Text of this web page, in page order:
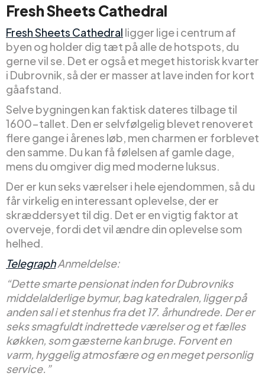
Fresh Sheets Cathedral
Fresh Sheets Cathedral ligger lige i centrum af
byen og holder dig tæt på alle de hotspots, du
gerne vil se. Det er også et meget historisk kvarter
i Dubrovnik, så der er masser at lave inden for kort
gåafstand.
Selve bygningen kan faktisk dateres tilbage til
1600-tallet. Den er selvfølgelig blevet renoveret
flere gange i årenes løb, men charmen er forblevet
den samme. Du kan få følelsen af gamle dage,
mens du omgiver dig med moderne luksus.
Der er kun seks værelser i hele ejendommen, så du
får virkelig en interessant oplevelse, der er
skræddersyet til dig. Det er en vigtig faktor at
overveje, fordi det vil ændre din oplevelse som
helhed.
TelegraphAnmeldelse:
“Dette smarte pensionat inden for Dubrovniks
middelalderlige bymur, bag katedralen, ligger på
anden sal i et stenhus fra det 17. århundrede. Der er
seks smagfuldt indrettede værelser og et fælles
køkken, som gæsterne kan bruge. Forvent en
varm, hyggelig atmosfære og en meget personlig
service.”